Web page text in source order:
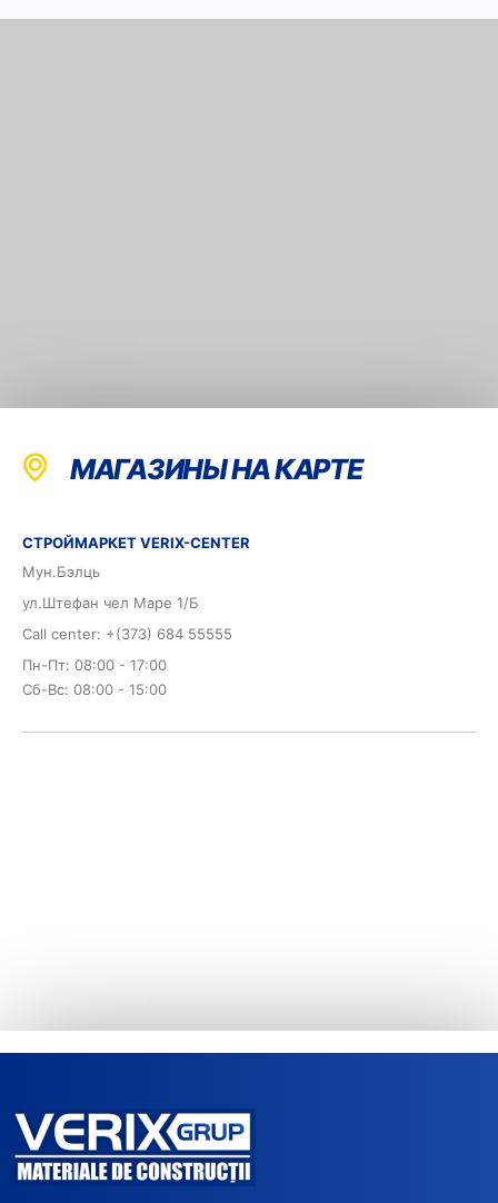
МАГАЗИНЫ НА КАРТЕ
СТРОЙМАРКЕТ VERIX-CENTER
Мун.Бэлць
ул.Штефан чел Маре 1/Б
Call center: +(373) 684 55555
Пн-Пт: 08:00 - 17:00
Сб-Вс: 08:00 - 15:00